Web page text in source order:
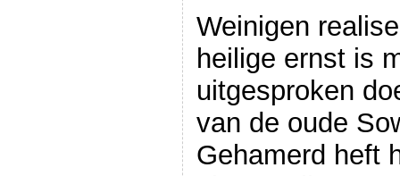
Weinigen
heilige ernst is
uitgesproken
van de oude
Gehamerd heft